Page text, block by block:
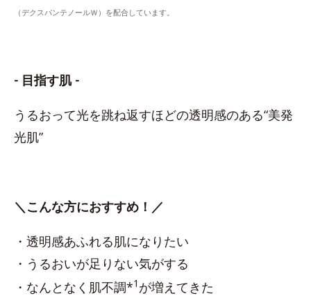
（デクスパンテノールＷ）を配合しています。
- 目指す肌 -
うるおって光を跳ね返すほどの透明感のある“美発
光肌”
＼こんな方におすすめ！／
・透明感あふれる肌になりたい
・うるおいが足りない気がする
・なんとなく肌不調*1 が増えてきた